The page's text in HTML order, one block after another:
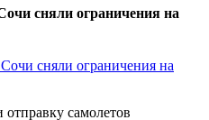
сняли ограничения на
самолетов